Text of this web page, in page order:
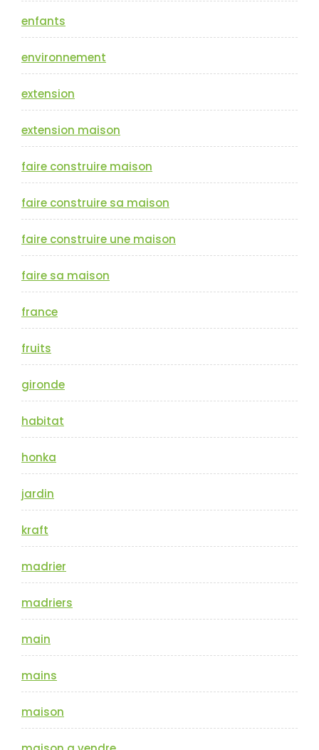
enfants
environnement
extension
extension maison
faire construire maison
faire construire sa maison
faire construire une maison
faire sa maison
france
fruits
gironde
habitat
honka
jardin
kraft
madrier
madriers
main
mains
maison